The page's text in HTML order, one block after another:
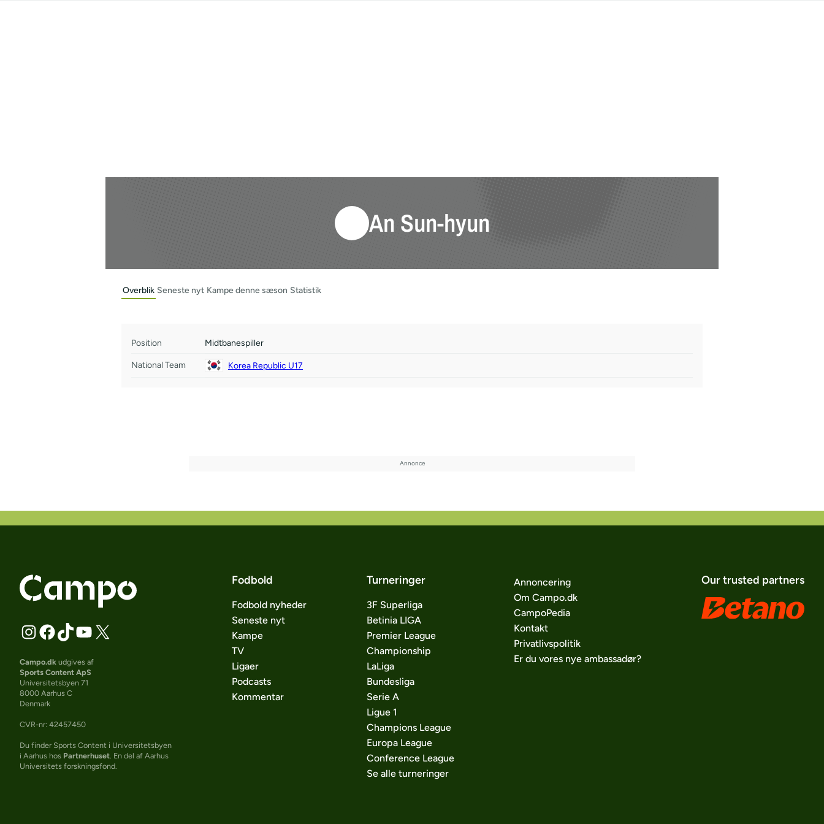
An Sun-hyun
Overblik Seneste nyt Kampe denne sæson Statistik
Position Midtbanespiller
National Team Korea Republic U17
Campo.dk udgives af
Sports Content ApS
Universitetsbyen 71
8000 Aarhus C
Denmark
CVR-nr: 42457450
Du finder Sports Content i Universitetsbyen
i Aarhus hos Partnerhuset . En del af Aarhus
Universitets forskningsfond.
Fodbold
Fodbold nyheder
Seneste nyt
Kampe
TV
Ligaer
Podcasts
Kommentar
Turneringer
3F Superliga
Betinia LIGA
Premier League
Championship
LaLiga
Bundesliga
Serie A
Ligue 1
Champions League
Europa League
Conference League
Se alle turneringer
Annoncering
Om Campo.dk
CampoPedia
Kontakt
Privatlivspolitik
Er du vores nye ambassadør?
Our trusted partners